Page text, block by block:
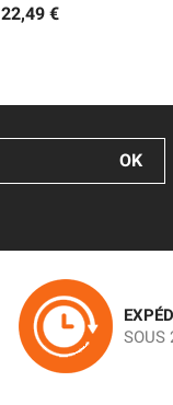
22,49 €
SOUS